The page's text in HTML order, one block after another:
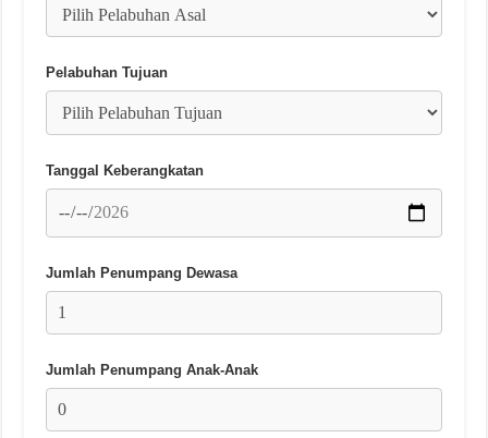
Pelabuhan Tujuan
Tanggal Keberangkatan
Jumlah Penumpang Dewasa
Jumlah Penumpang Anak-Anak